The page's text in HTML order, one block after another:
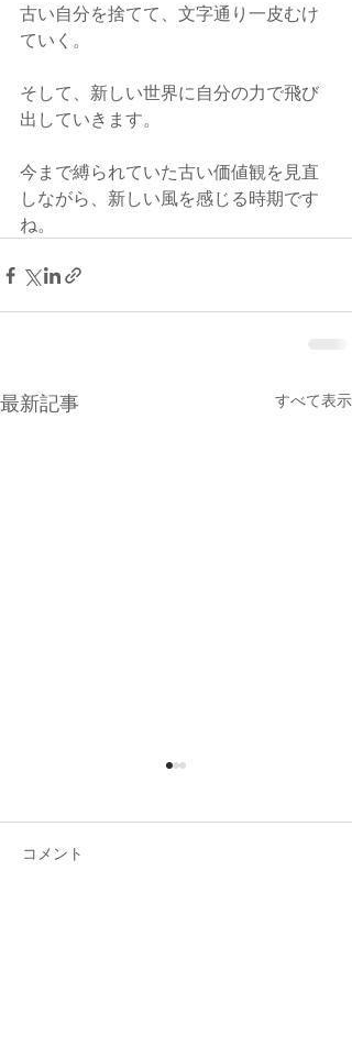
古い自分を捨てて、文字通り一皮むけ
ていく。
そして、新しい世界に自分の力で飛び
出していきます。
今まで縛られていた古い価値観を見直
しながら、新しい風を感じる時期です
ね。
最新記事 すべて表示
コメント